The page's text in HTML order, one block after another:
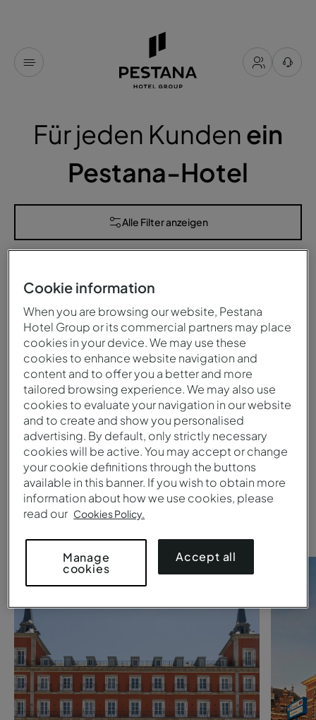
Für jeden Kunden ein
Pestana-Hotel
Alle Filter anzeigen
1
Suchen Sie nach einemPestana
Collection hotel?
Werfen Sie einen Blick auf diese
Vorschläge.
Cookie information
When you are browsing our website, Pestana
Hotel Group or its commercial partners may place
cookies in your device. We may use these
cookies to enhance website navigation and
content and to offer you a better and more
tailored browsing experience. We may also use
cookies to evaluate your navigation in our website
and to create and show you personalised
advertising. By default, only strictly necessary
cookies will be active. You may accept or change
your cookie definitions through the buttons
available in this banner. If you wish to obtain more
information about how we use cookies, please
read our Cookies Policy.
Manage
cookies
Accept all